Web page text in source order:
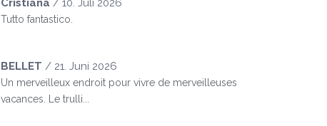
Cristiana / 10. Juli 2026
Tutto fantastico.
BELLET / 21. Juni 2026
Un merveilleux endroit pour vivre de merveilleuses
vacances. Le trulli...